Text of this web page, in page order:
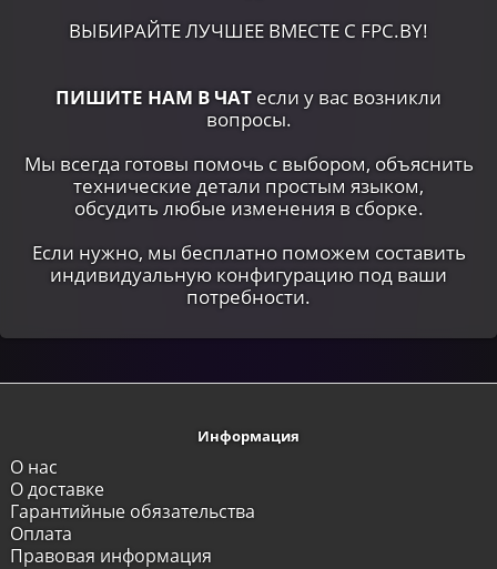
ВЫБИРАЙТЕ ЛУЧШЕЕ ВМЕСТЕ С FPC.BY!
ПИШИТЕ НАМ В ЧАТ если у вас возникли
вопросы.
Мы всегда готовы помочь с выбором, объяснить
технические детали простым языком,
обсудить любые изменения в сборке.
Если нужно, мы бесплатно поможем составить
индивидуальную конфигурацию под ваши
потребности.
Информация
О нас
О доставке
Гарантийные обязательства
Оплата
Правовая информация